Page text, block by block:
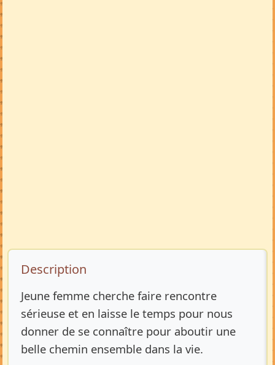
Description de l’annonce
Description
Jeune femme cherche faire rencontre
sérieuse et en laisse le temps pour nous
donner de se connaître pour aboutir une
belle chemin ensemble dans la vie.